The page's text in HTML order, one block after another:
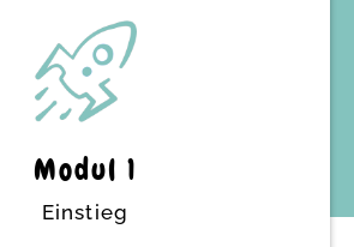
Modul 1
Einstieg